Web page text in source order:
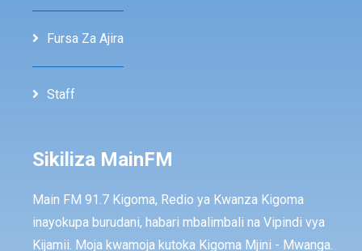
Fursa Za Ajira
Staff
Sikiliza MainFM
Main FM 91.7 Kigoma, Redio ya Kwanza Kigoma
inayokupa burudani, habari mbalimbali na Vipindi vya
Kijamii. Moja kwamoja kutoka Kigoma Mjini - Mwanga.